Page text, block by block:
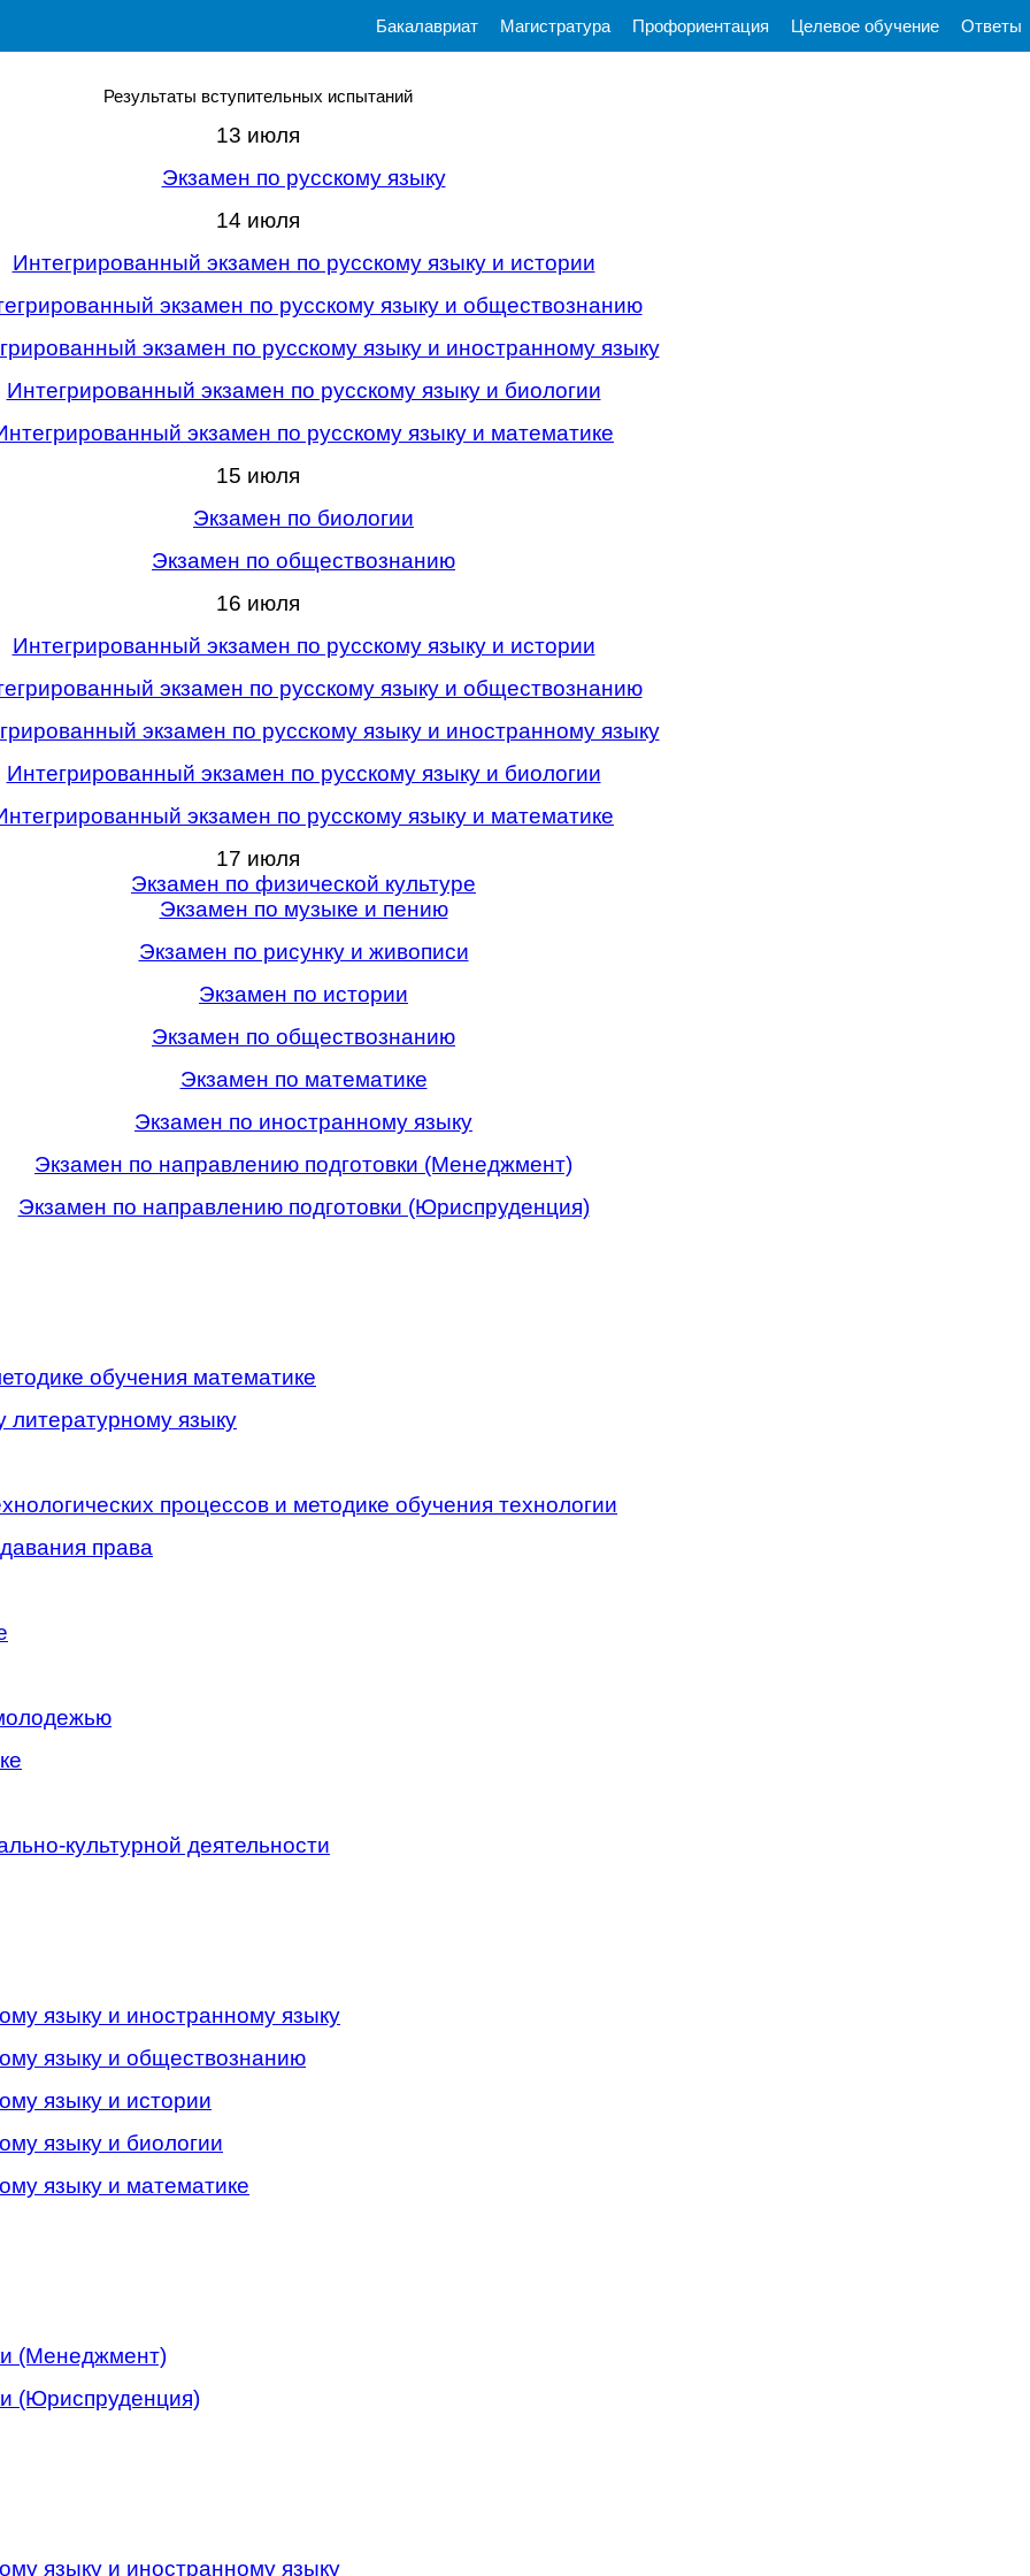
Бакалавриат Магистратура Профориентация Целевое обучение Ответы
Результаты вступительных испытаний
13 июля
Экзамен по русскому языку
14 июля
Интегрированный экзамен по русскому языку и истории
экзамен по русскому языку и обществознанию
экзамен по русскому языку и иностранному языку
Интегрированный экзамен по русскому языку и биологии
экзамен по русскому языку и математике
15 июля
Экзамен по биологии
Экзамен по обществознанию
16 июля
Интегрированный экзамен по русскому языку и истории
экзамен по русскому языку и обществознанию
экзамен по русскому языку и иностранному языку
Интегрированный экзамен по русскому языку и биологии
экзамен по русскому языку и математике
17 июля
Экзамен по физической культуре
Экзамен по музыке и пению
Экзамен по рисунку и живописи
Экзамен по истории
Экзамен по обществознанию
Экзамен по математике
Экзамен по иностранному языку
Экзамен по направлению подготовки (Менеджмент)
Экзамен по направлению подготовки (Юриспруденция)
обучения математике
литературному языку
процессов и методике обучения технологии
права
культурной деятельности
языку и иностранному языку
языку и обществознанию
языку и истории
языку и биологии
языку и математике
(Менеджмент)
(Юриспруденция)
языку и иностранному языку